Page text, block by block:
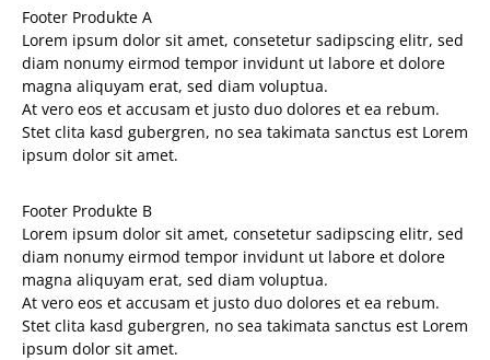
Footer Produkte A
Lorem ipsum dolor sit amet, consetetur sadipscing elitr, sed
diam nonumy eirmod tempor invidunt ut labore et dolore
magna aliquyam erat, sed diam voluptua.
At vero eos et accusam et justo duo dolores et ea rebum.
Stet clita kasd gubergren, no sea takimata sanctus est Lorem
ipsum dolor sit amet.
Footer Produkte B
Lorem ipsum dolor sit amet, consetetur sadipscing elitr, sed
diam nonumy eirmod tempor invidunt ut labore et dolore
magna aliquyam erat, sed diam voluptua.
At vero eos et accusam et justo duo dolores et ea rebum.
Stet clita kasd gubergren, no sea takimata sanctus est Lorem
ipsum dolor sit amet.